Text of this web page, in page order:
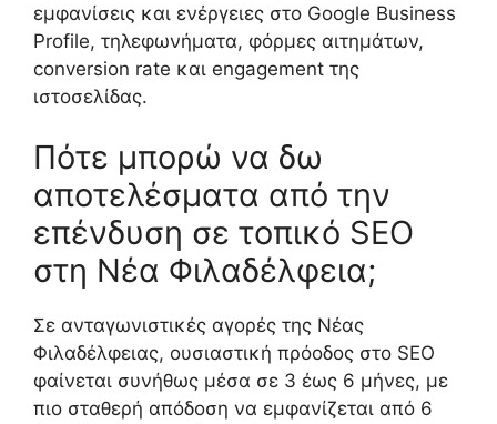
εμφανίσεις και ενέργειες στο Google Business
Profile, τηλεφωνήματα, φόρμες αιτημάτων,
conversion rate και engagement της
ιστοσελίδας.
Πότε μπορώ να δω
αποτελέσματα από την
επένδυση σε τοπικό SEO
στη Νέα Φιλαδέλφεια;
Σε ανταγωνιστικές αγορές της Νέας
Φιλαδέλφειας, ουσιαστική πρόοδος στο SEO
φαίνεται συνήθως μέσα σε 3 έως 6 μήνες, με
πιο σταθερή απόδοση να εμφανίζεται από 6